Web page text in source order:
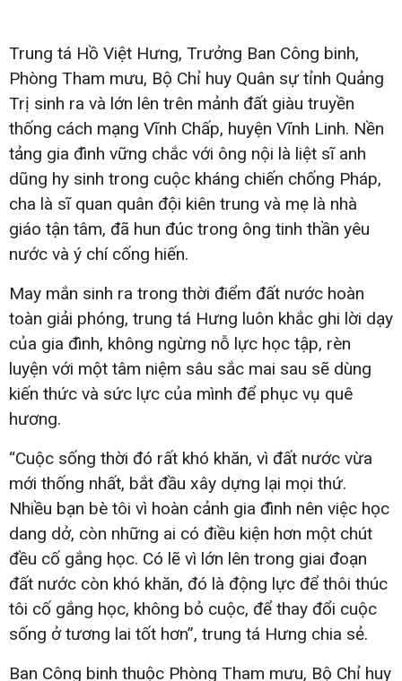
Trung tá Hồ Việt Hưng, Trưởng Ban Công binh,
Phòng Tham mưu, Bộ Chỉ huy Quân sự tỉnh Quảng
Trị sinh ra và lớn lên trên mảnh đất giàu truyền
thống cách mạng Vĩnh Chấp, huyện Vĩnh Linh. Nền
tảng gia đình vững chắc với ông nội là liệt sĩ anh
dũng hy sinh trong cuộc kháng chiến chống Pháp,
cha là sĩ quan quân đội kiên trung và mẹ là nhà
giáo tận tâm, đã hun đúc trong ông tinh thần yêu
nước và ý chí cống hiến.
May mắn sinh ra trong thời điểm đất nước hoàn
toàn giải phóng, trung tá Hưng luôn khắc ghi lời dạy
của gia đình, không ngừng nỗ lực học tập, rèn
luyện với một tâm niệm sâu sắc mai sau sẽ dùng
kiến thức và sức lực của mình để phục vụ quê
hương.
“Cuộc sống thời đó rất khó khăn, vì đất nước vừa
mới thống nhất, bắt đầu xây dựng lại mọi thứ.
Nhiều bạn bè tôi vì hoàn cảnh gia đình nên việc học
dang dở, còn những ai có điều kiện hơn một chút
đều cố gắng học. Có lẽ vì lớn lên trong giai đoạn
đất nước còn khó khăn, đó là động lực để thôi thúc
tôi cố gắng học, không bỏ cuộc, để thay đổi cuộc
sống ở tương lai tốt hơn”, trung tá Hưng chia sẻ.
Ban Công binh thuộc Phòng Tham mưu, Bộ Chỉ huy